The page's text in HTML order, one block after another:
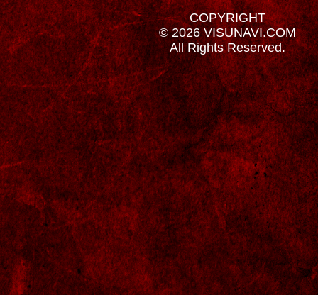
COPYRIGHT
© 2026 VISUNAVI.COM
All Rights Reserved.